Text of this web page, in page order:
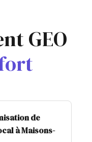
GEO
de
à Maisons-